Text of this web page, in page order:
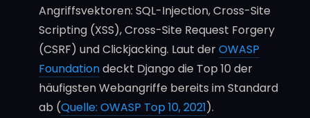
Angriffsvektoren: SQL-Injection, Cross-Site
Scripting (XSS), Cross-Site Request Forgery
(CSRF) und Clickjacking. Laut derOWASP
Foundationdeckt Django die Top 10 der
häufigsten Webangriffe bereits im Standard
ab (Quelle: OWASP Top 10, 2021).